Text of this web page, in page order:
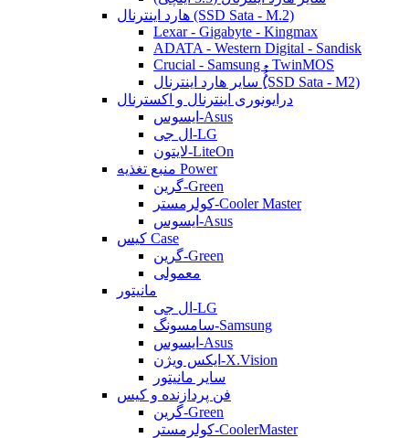
هارد اینترنال (SSD Sata - M.2)
Lexar - Gigabyte - Kingmax
ADATA - Western Digital - Sandisk
Crucial - Samsung - TwinMOS
سایر هارد اینترنال (ُُُِSSD Sata - M2)
درایونوری اینترنال و اکسترنال
ایسوس-Asus
ال جی-LG
لایتون-LiteOn
منبع تغذیه Power
گرین-Green
کولرمستر-Cooler Master
ایسوس-Asus
کیس Case
گرین-Green
معمولی
مانیتور
ال جی-LG
سامسونگ-Samsung
ایسوس-Asus
ایکس ویژن-X.Vision
سایر مانیتور
فن پردازنده و کیس
گرین-Green
کولرمستر-CoolerMaster